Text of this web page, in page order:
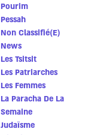
Pourim
Pessah
Non Classifié(e)
News
Les Tsitsit
Les Patriarches
Les Femmes
La Paracha De La
Semaine
Judaïsme